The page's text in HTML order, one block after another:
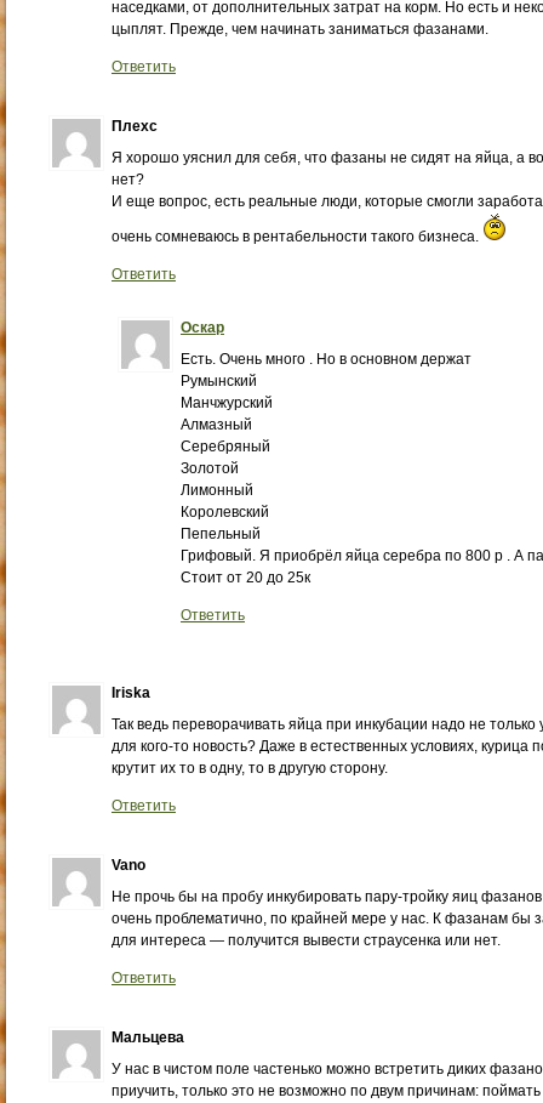
наседками, от дополнительных затрат на корм. Но есть и
цыплят. Прежде, чем начинать заниматься фазанами.
Ответить
Плехс
Я хорошо уяснил для себя, что фазаны не сидят на яйца, а
нет?
И еще вопрос, есть реальные люди, которые смогли
очень сомневаюсь в рентабельности такого бизнеса.
Ответить
Оскар
Есть. Очень много . Но в основном держат
Румынский
Манчжурский
Алмазный
Серебряный
Золотой
Лимонный
Королевский
Пепельный
Грифовый. Я приобрёл яйца серебра по 800 р . А
Стоит от 20 до 25к
Ответить
Iriska
Так ведь переворачивать яйца при инкубации надо не
для кого-то новость? Даже в естественных условиях, курица
крутит их то в одну, то в другую сторону.
Ответить
Vano
Не прочь бы на пробу инкубировать пару-тройку яиц
очень проблематично, по крайней мере у нас. К фазанам бы
для интереса — получится вывести страусенка или нет.
Ответить
Мальцева
У нас в чистом поле частенько можно встретить диких
приучить, только это не возможно по двум причинам: